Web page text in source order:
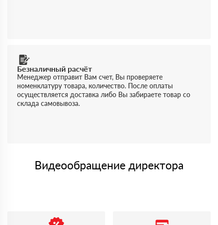
Безналичный расчёт
Менеджер отправит Вам счет, Вы проверяете
номенклатуру товара, количество. После оплаты
осуществляется доставка либо Вы забираете товар со
склада самовывоза.
Видеообращение директора